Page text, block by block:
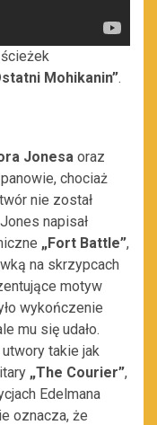
Mohikanin”.
Jonesa oraz
chociaż
nie został
napisał
„Fort Battle”,
na skrzypcach
motyw
wykończenie
mu się udało.
takie jak
„The Courier”,
Edelmana
oznacza, że